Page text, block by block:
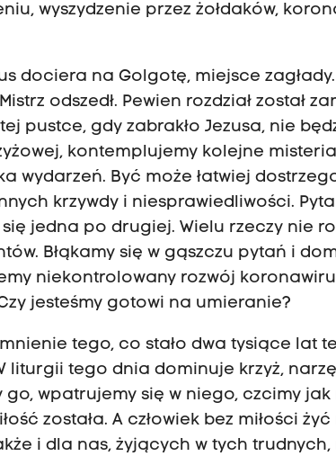
wyszydzenie przez żołdaków,
dociera na Golgotę, miejsce
odszedł. Pewien rozdział został
pustce, gdy zabrakło Jezusa, nie
kontemplujemy kolejne
wydarzeń. Być może łatwiej
krzywdy i niesprawiedliwości.
jedna po drugiej. Wielu rzeczy nie
Błąkamy się w gąszczu pytań i
niekontrolowany rozwój
jesteśmy gotowi na umieranie?
tego, co stało dwa tysiące lat
liturgii tego dnia dominuje krzyż,
go, wpatrujemy się w niego, czcimy
została. A człowiek bez miłości
i dla nas, żyjących w tych